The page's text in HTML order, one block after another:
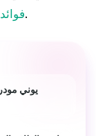
تدرب خلال طقوس اكتمال القمر ليو.
يوني